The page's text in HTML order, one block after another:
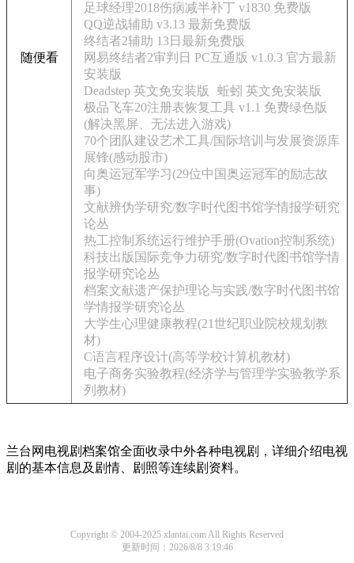
随便看
足球经理2018伤病减半补丁 v1830 免费版
QQ逆战辅助 v3.13 最新免费版
终结者2辅助 13日最新免费版
网易终结者2审判日 PC互通版 v1.0.3 官方最新
安装版
Deadstep 英文免安装版
蚯蚓 英文免安装版
极品飞车20注册表恢复工具 v1.1 免费绿色版
(解决黑屏、无法进入游戏)
70个团队建设艺术工具/国际培训与发展资源库
展锋(感动股市)
向奥运冠军学习(29位中国奥运冠军的励志故
事)
文献辨伪学研究/数字时代图书馆学情报学研究
论丛
热工控制系统运行维护手册(Ovation控制系统)
科技出版国际竞争力研究/数字时代图书馆学情
报学研究论丛
档案文献遗产保护理论与实践/数字时代图书馆
学情报学研究论丛
大学生心理健康教程(21世纪职业院校规划教
材)
C语言程序设计(高等学校计算机教材)
电子商务实验教程(经济学与管理学实验教学系
列教材)
兰台网电视剧档案馆全面收录中外各种电视剧，详细介绍电视
剧的基本信息及剧情、剧照等连续剧资料。
Copyright © 2004-2025 xlantai.com All Rights Reserved
更新时间：2026/8/8 3:19:46